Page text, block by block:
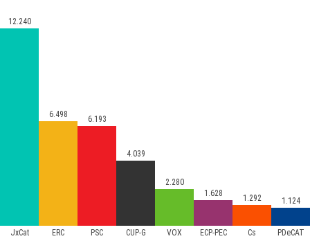
JxCat ERC PSC CUP-G VOX ECP-PEC Cs PDeCAT
12.240
6.498 6.193
4.039
2.280
1.628
1.292 1.124